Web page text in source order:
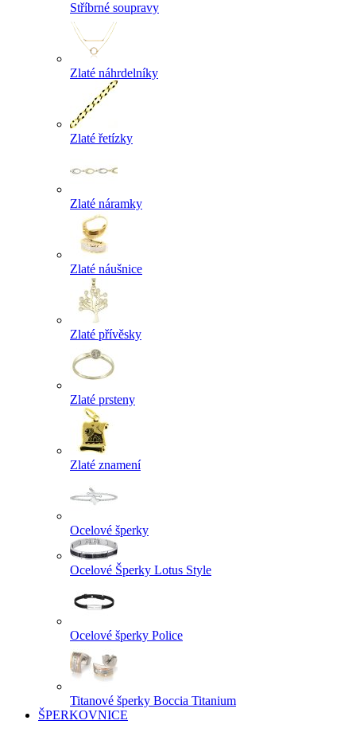
Stříbrné soupravy
Zlaté náhrdelníky
Zlaté řetízky
Zlaté náramky
Zlaté náušnice
Zlaté přívěsky
Zlaté prsteny
Zlaté znamení
Ocelové šperky
Ocelové Šperky Lotus Style
Ocelové šperky Police
Titanové šperky Boccia Titanium
ŠPERKOVNICE